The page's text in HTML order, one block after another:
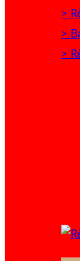
>
>
>